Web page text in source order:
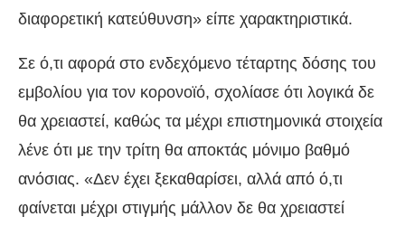
διαφορετική κατεύθυνση» είπε χαρακτηριστικά.
Σε ό,τι αφορά στο ενδεχόμενο τέταρτης δόσης του
εμβολίου για τον κορονοϊό, σχολίασε ότι λογικά δε
θα χρειαστεί, καθώς τα μέχρι επιστημονικά στοιχεία
λένε ότι με την τρίτη θα αποκτάς μόνιμο βαθμό
ανόσιας. «Δεν έχει ξεκαθαρίσει, αλλά από ό,τι
φαίνεται μέχρι στιγμής μάλλον δε θα χρειαστεί